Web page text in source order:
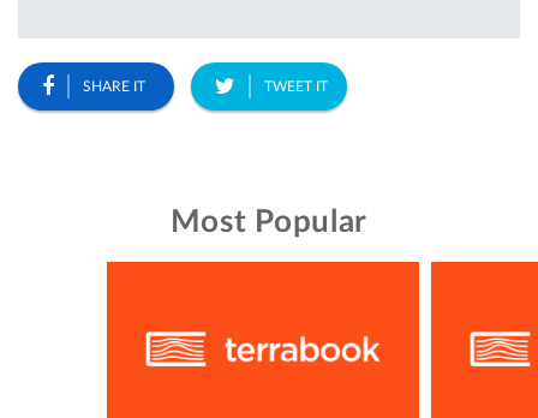
SHARE IT TWEET IT
Most Popular